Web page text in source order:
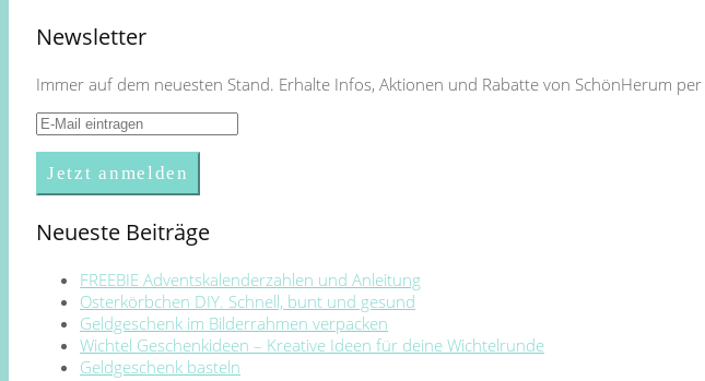
Newsletter
Immer auf dem neuesten Stand. Erhalte Infos, Aktionen und Rabatte von SchönHerum per
Neueste Beiträge
FREEBIE Adventskalenderzahlen und Anleitung
Osterkörbchen DIY. Schnell, bunt und gesund
Geldgeschenk im Bilderrahmen verpacken
Wichtel Geschenkideen – Kreative Ideen für deine Wichtelrunde
Geldgeschenk basteln